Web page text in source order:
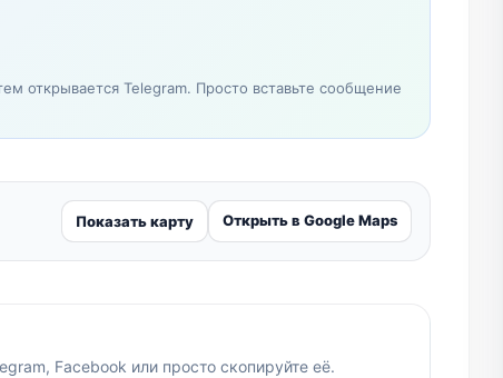
открывается Telegram. Просто вставьте сообщение
Показать карту Открыть в Google Maps
Facebook или просто скопируйте её.